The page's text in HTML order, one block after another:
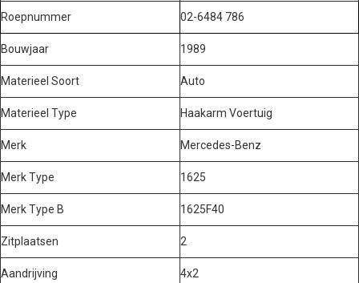
Roepnummer 02-6484 786
Bouwjaar 1989
Materieel Soort Auto
Materieel Type Haakarm Voertuig
Merk Mercedes-Benz
Merk Type 1625
Merk Type B 1625F40
Zitplaatsen 2
Aandrijving 4x2